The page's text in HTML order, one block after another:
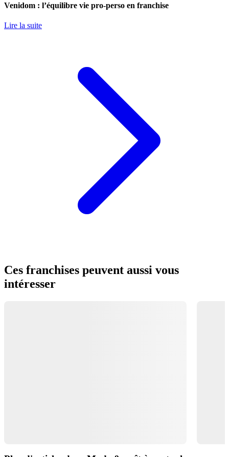
Venidom : l’équilibre vie pro-perso en franchise
Lire la suite
Ces franchises peuvent aussi vous
intéresser